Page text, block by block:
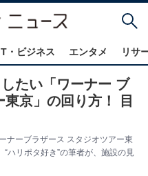
・ビジネス エンタメ リサ
たい「ワーナー ブ
京」の回り方！ 目
ナーブラザース スタジオツアー東
ハリポタ好き”の筆者が、施設の見